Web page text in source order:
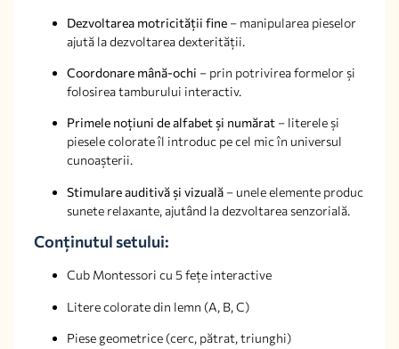
Dezvoltarea motricității fine – manipularea pieselor
ajută la dezvoltarea dexterității.
Coordonare mână-ochi – prin potrivirea formelor și
folosirea tamburului interactiv.
Primele noțiuni de alfabet și numărat – literele și
piesele colorate îl introduc pe cel mic în universul
cunoașterii.
Stimulare auditivă și vizuală – unele elemente produc
sunete relaxante, ajutând la dezvoltarea senzorială.
Conținutul setului:
Cub Montessori cu 5 fețe interactive
Litere colorate din lemn (A, B, C)
Piese geometrice (cerc, pătrat, triunghi)